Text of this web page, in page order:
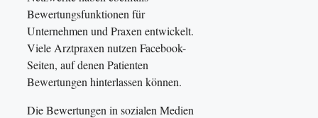
Bewertungsfunktionen für
Unternehmen und Praxen entwickelt.
Viele Arztpraxen nutzen Facebook-
Seiten, auf denen Patienten
Bewertungen hinterlassen können.
Die Bewertungen in sozialen Medien